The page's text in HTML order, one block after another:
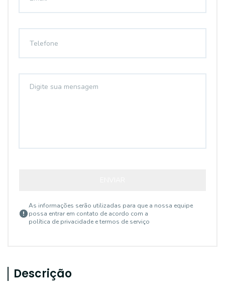
As informações serão utilizadas para que a nossa equipe
possa entrar em contato de acordo com a
política de privacidade e termos de serviço
Descrição